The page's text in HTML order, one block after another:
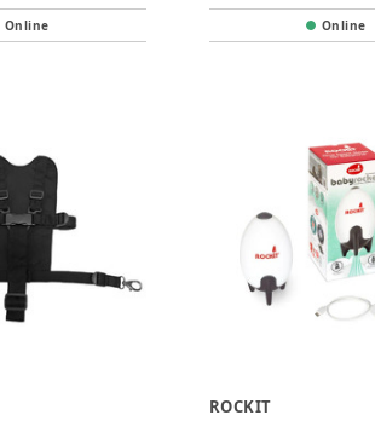
Online Online
ROCKIT